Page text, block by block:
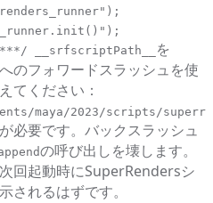
__srfscriptPath__ を
のフォワードスラッシュを使
てください：
maya/2023/scripts/
必要です。バックスラッシュ
の呼び出しを壊します。
次回起動時にSuperRendersシ
されるはずです。